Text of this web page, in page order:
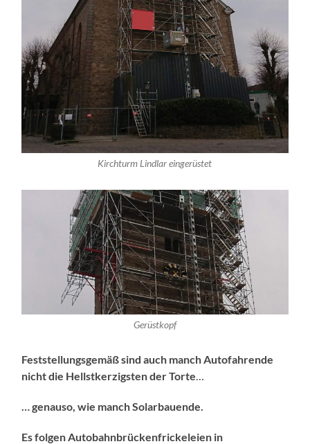
Kirchturm Lindlar eingerüstet
Gerüstkopf
Feststellungsgemäß sind auch manch Autofahrende
nicht die Hellstkerzigsten der Torte…
… genauso, wie manch Solarbauende.
Es folgen Autobahnbrückenfrickeleien in